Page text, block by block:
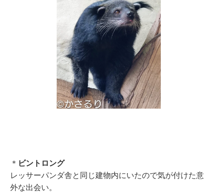
＊ ビントロング
レッサーパンダ舎と同じ建物内にいたので気が付けた意
外な出会い。